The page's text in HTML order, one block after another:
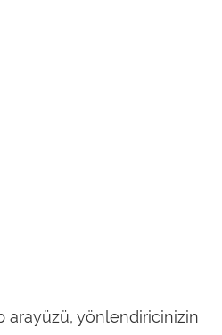
arayüzü, yönlendiricinizin